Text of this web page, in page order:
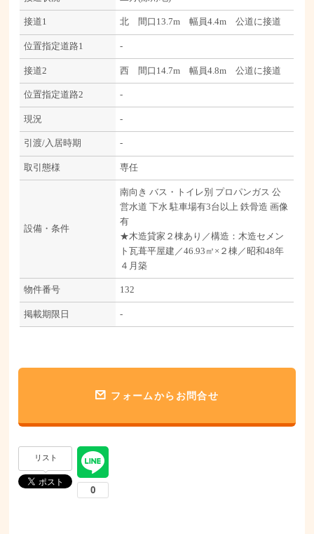
接道1 北 間口13.7m 幅員4.4m 公道に接道
位置指定道路1 -
接道2 西 間口14.7m 幅員4.8m 公道に接道
位置指定道路2 -
現況 -
引渡/入居時期 -
取引態様 専任
設備・条件
南向き バス・トイレ別 プロパンガス 公
営水道 下水 駐車場有3台以上 鉄骨造 画像
有
★木造貸家２棟あり／構造：木造セメン
ト瓦葺平屋建／46.93㎡×２棟／昭和48年
４月築
物件番号 132
掲載期限日 -
フォームからお問合せ
リスト